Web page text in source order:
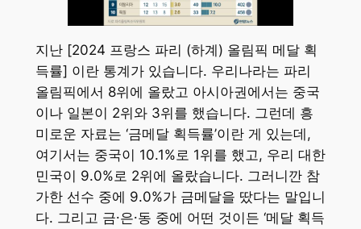
지난 [2024 프랑스 파리 (하계) 올림픽 메달 획
득률] 이란 통계가 있습니다. 우리나라는 파리
올림픽에서 8위에 올랐고 아시아권에서는 중국
이나 일본이 2위와 3위를 했습니다. 그런데 흥
미로운 자료는 ‘금메달 획득률’이란 게 있는데,
여기서는 중국이 10.1%로 1위를 했고, 우리 대한
민국이 9.0%로 2위에 올랐습니다. 그러니깐 참
가한 선수 중에 9.0%가 금메달을 땄다는 말입니
다. 그리고 금⸱은⸱동 중에 어떤 것이든 ‘메달 획득